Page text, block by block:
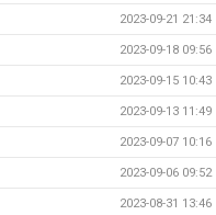
2023-09-21 21:34
2023-09-18 09:56
2023-09-15 10:43
2023-09-13 11:49
2023-09-07 10:16
2023-09-06 09:52
2023-08-31 13:46